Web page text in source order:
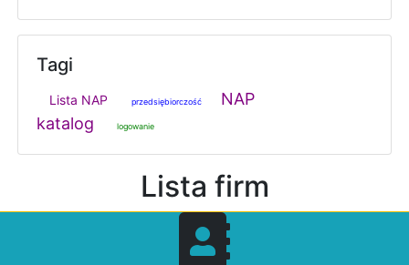
Tagi
Lista NAP przedsiębiorczość
NAP
katalog
logowanie
Lista firm